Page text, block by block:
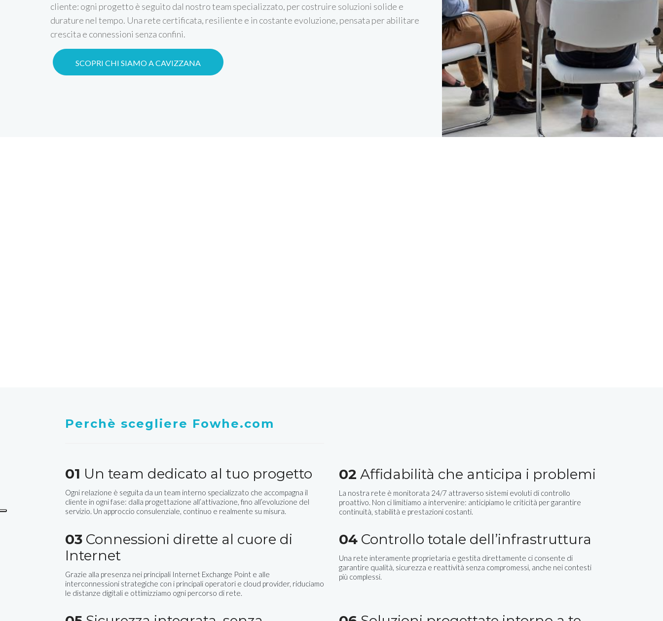
cliente: ogni progetto è seguito dal nostro team specializzato, per costruire soluzioni solide e
durature nel tempo. Una rete certificata, resiliente e in costante evoluzione, pensata per abilitare
crescita e connessioni senza confini.
SCOPRI CHI SIAMO A CAVIZZANA
Perchè scegliere Fowhe.com
01 Un team dedicato al tuo progetto
Ogni relazione è seguita da un team interno specializzato che accompagna il
cliente in ogni fase: dalla progettazione all’attivazione, fino all’evoluzione del
servizio. Un approccio consulenziale, continuo e realmente su misura.
02 Affidabilità che anticipa i problemi
La nostra rete è monitorata 24/7 attraverso sistemi evoluti di controllo
proattivo. Non ci limitiamo a intervenire: anticipiamo le criticità per garantire
continuità, stabilità e prestazioni costanti.
03 Connessioni dirette al cuore di
Internet
Grazie alla presenza nei principali Internet Exchange Point e alle
interconnessioni strategiche con i principali operatori e cloud provider, riduciamo
le distanze digitali e ottimizziamo ogni percorso di rete.
04 Controllo totale dell’infrastruttura
Una rete interamente proprietaria e gestita direttamente ci consente di
garantire qualità, sicurezza e reattività senza compromessi, anche nei contesti
più complessi.